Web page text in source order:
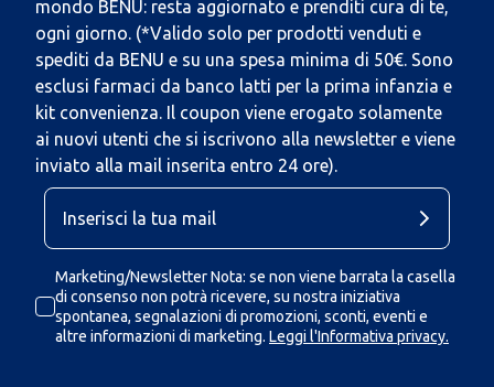
mondo BENU: resta aggiornato e prenditi cura di te,
ogni giorno. (*Valido solo per prodotti venduti e
spediti da BENU e su una spesa minima di 50€. Sono
esclusi farmaci da banco latti per la prima infanzia e
kit convenienza. Il coupon viene erogato solamente
ai nuovi utenti che si iscrivono alla newsletter e viene
inviato alla mail inserita entro 24 ore).
Marketing/Newsletter Nota: se non viene barrata la casella
di consenso non potrà ricevere, su nostra iniziativa
spontanea, segnalazioni di promozioni, sconti, eventi e
altre informazioni di marketing. Leggi l'Informativa privacy.